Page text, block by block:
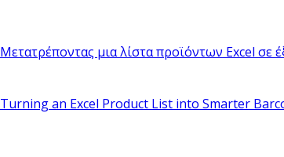
Μετατρέποντας μια λίστα προϊόντων Excel σε
Turning an Excel Product List into Smarter